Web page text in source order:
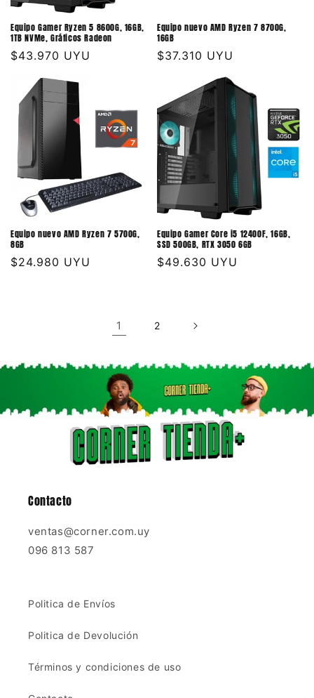
Equipo Gamer Ryzen 5 8600G, 16GB,
1TB NVMe, Gráficos Radeon
Precio
$43.970 UYU
Equipo nuevo AMD Ryzen 7 8700G,
16GB
Precio
$37.310 UYU
Equipo nuevo AMD Ryzen 7 5700G,
8GB
Precio
$24.980 UYU
Equipo Gamer Core i5 12400F, 16GB,
SSD 500GB, RTX 3050 6GB
Precio
$49.630 UYU
1 2
Contacto
ventas@corner.com.uy
096 813 587
Politica de Envíos
Politica de Devolución
Términos y condiciones de uso